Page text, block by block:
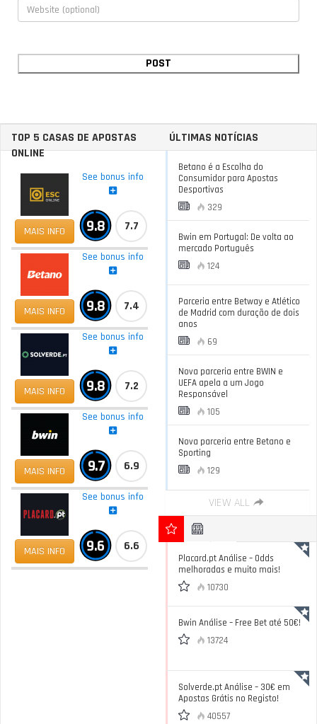
TOP 5 CASAS DE APOSTAS
ONLINE
MAIS INFO
See bonus info
9.8 7.7
MAIS INFO
See bonus info
9.8 7.4
MAIS INFO
See bonus info
9.8 7.2
MAIS INFO
See bonus info
9.7 6.9
MAIS INFO
See bonus info
9.6 6.6
ÚLTIMAS NOTÍCIAS
Betano é a Escolha do
Consumidor para Apostas
Desportivas
329
Bwin em Portugal: De volta ao
mercado Português
124
Parceria entre Betway e Atlético
de Madrid com duração de dois
anos
69
Nova parceria entre BWIN e
UEFA apela a um Jogo
Responsável
105
Nova parceria entre Betano e
Sporting
129
VIEW ALL
Placard.pt Análise – Odds
melhoradas e muito mais!
10730
Bwin Análise – Free Bet até 50€!
13724
Solverde.pt Análise – 30€ em
Apostas Grátis no Registo!
40557